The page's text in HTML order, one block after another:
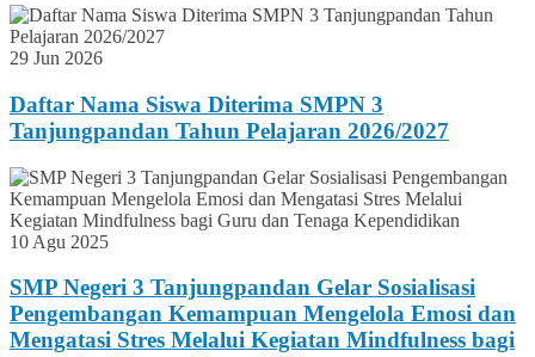
29 Jun 2026
Daftar Nama Siswa Diterima SMPN 3
Tanjungpandan Tahun Pelajaran 2026/2027
10 Agu 2025
SMP Negeri 3 Tanjungpandan Gelar Sosialisasi
Pengembangan Kemampuan Mengelola Emosi dan
Mengatasi Stres Melalui Kegiatan Mindfulness bagi